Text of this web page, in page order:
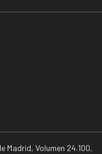
Madrid, Volumen 24.100,